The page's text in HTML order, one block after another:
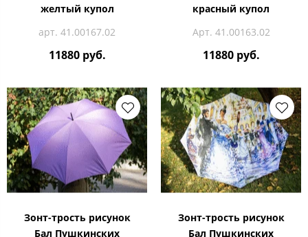
желтый купол
арт. 41.00167.02
11880 руб.
красный купол
Арт. 41.00163.02
11880 руб.
Зонт-трость рисунок
Бал Пушкинских
Зонт-трость рисунок
Бал Пушкинских